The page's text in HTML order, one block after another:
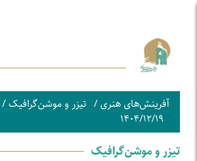
آفرینش‌های هنری/ تیزر و موشن‌گرافیک/
۱۴۰۴/۱۲/۱۹
تیزر و موشن‌گرافیک